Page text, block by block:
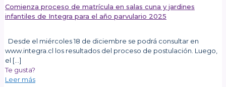
Comienza proceso de matrícula en salas cuna y jardines
infantiles de Integra para el año parvulario 2025
Desde el miércoles 18 de diciembre se podrá consultar en
www.integra.cl los resultados del proceso de postulación. Luego,
el […]
Te gusta?
Leer más